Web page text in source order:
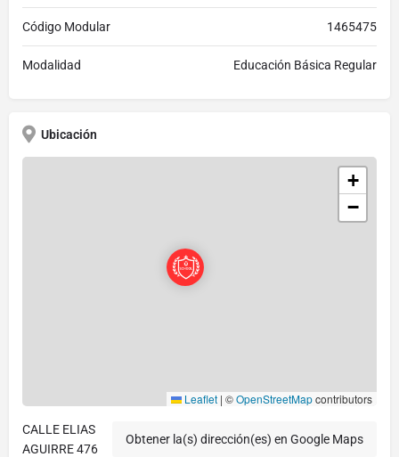
Código Modular 1465475
Modalidad Educación Básica Regular
Ubicación
+
−
Leaflet | ©OpenStreetMapcontributors
CALLE ELIAS
AGUIRRE 476
Obtener la(s) dirección(es) en Google Maps